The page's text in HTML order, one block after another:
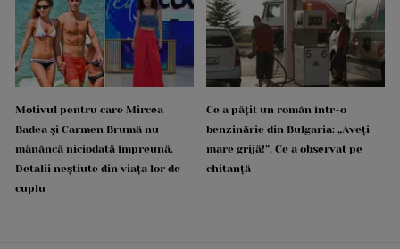
Motivul pentru care Mircea
Badea și Carmen Brumă nu
mănâncă niciodată împreună.
Detalii neștiute din viața lor de
cuplu
Ce a pățit un român într-o
benzinărie din Bulgaria: „Aveți
mare grijă!”. Ce a observat pe
chitanță